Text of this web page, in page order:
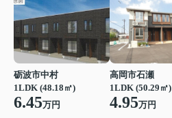
砺波市中村
1LDK (48.18㎡)
6.45万円
高岡市石瀬
1LDK (50.29㎡)
4.95万円